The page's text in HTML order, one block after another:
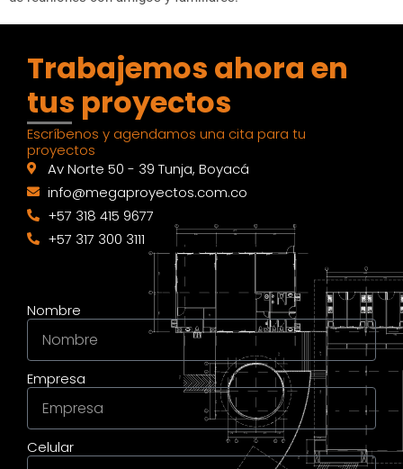
Nombre
Empresa
Celular
Trabajemos ahora en
tus proyectos
Escríbenos y agendamos una cita para tu
proyectos
Av Norte 50 - 39 Tunja, Boyacá
info@megaproyectos.com.co
+57 318 415 9677
+57 317 300 3111